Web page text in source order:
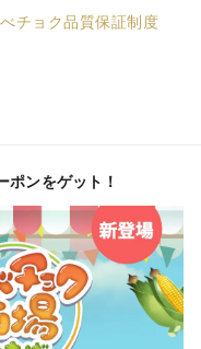
チョク品質保証制度
ポンをゲット！